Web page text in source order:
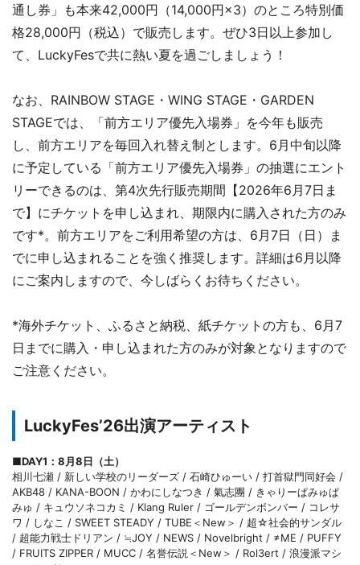
通し券」も本来42,000円（14,000円×3）のところ特別価
格28,000円（税込）で販売します。ぜひ3日以上参加し
て、LuckyFesで共に熱い夏を過ごしましょう！
なお、RAINBOW STAGE・WING STAGE・GARDEN
STAGEでは、「前方エリア優先入場券」を今年も販売
し、前方エリアを毎回入れ替え制とします。6月中旬以降
に予定している「前方エリア優先入場券」の抽選にエント
リーできるのは、第4次先行販売期間【2026年6月7日ま
で】にチケットを申し込まれ、期限内に購入された方のみ
です*。前方エリアをご利用希望の方は、6月7日（日）ま
でに申し込まれることを強く推奨します。詳細は6月以降
にご案内しますので、今しばらくお待ちください。
*海外チケット、ふるさと納税、紙チケットの方も、6月7
日までに購入・申し込まれた方のみが対象となりますので
ご注意ください。
LuckyFes’26出演アーティスト
■DAY1：8月8日（土）
相川七瀬 / 新しい学校のリーダーズ / 石崎ひゅーい / 打首獄門同好会 /
AKB48 / KANA-BOON / かわにしなつき / 氣志團 / きゃりーぱみゅぱ
みゅ / キュウソネコカミ / Klang Ruler / ゴールデンボンバー / コレサ
ワ / しなこ / SWEET STEADY / TUBE＜New＞ / 超☆社会的サンダル
/ 超能力戦士ドリアン / ≒JOY / NEWS / Novelbright / ≠ME / PUFFY
/ FRUITS ZIPPER / MUCC / 名誉伝説＜New＞ / Rol3ert / 浪漫派マシ